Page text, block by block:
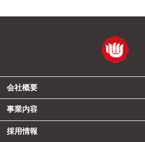
会社概要
事業内容
採用情報